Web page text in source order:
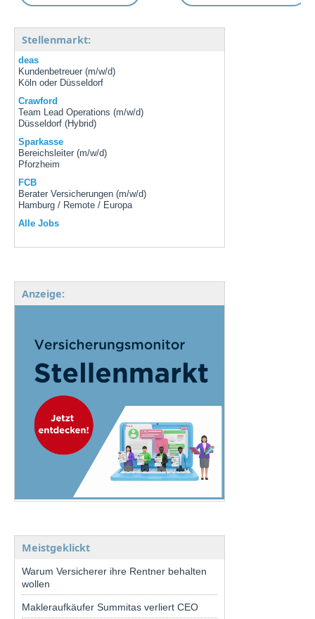
Stellenmarkt:
deas
Kundenbetreuer (m/w/d)
Köln oder Düsseldorf
Crawford
Team Lead Operations (m/w/d)
Düsseldorf (Hybrid)
Sparkasse
Bereichsleiter (m/w/d)
Pforzheim
FCB
Berater Versicherungen (m/w/d)
Hamburg / Remote / Europa
Alle Jobs
Anzeige:
Meistgeklickt
Warum Versicherer ihre Rentner behalten
wollen
Makleraufkäufer Summitas verliert CEO